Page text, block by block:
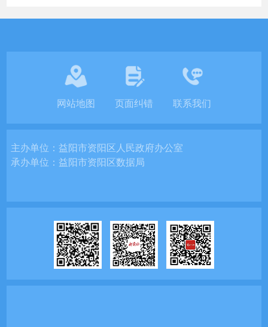
网站地图 页面纠错 联系我们
主办单位：益阳市资阳区人民政府办公室
承办单位：益阳市资阳区数据局